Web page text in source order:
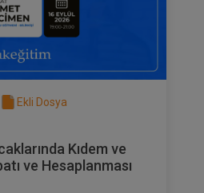
Ekli Dosya
Kıdem ve
ve Hesaplanması